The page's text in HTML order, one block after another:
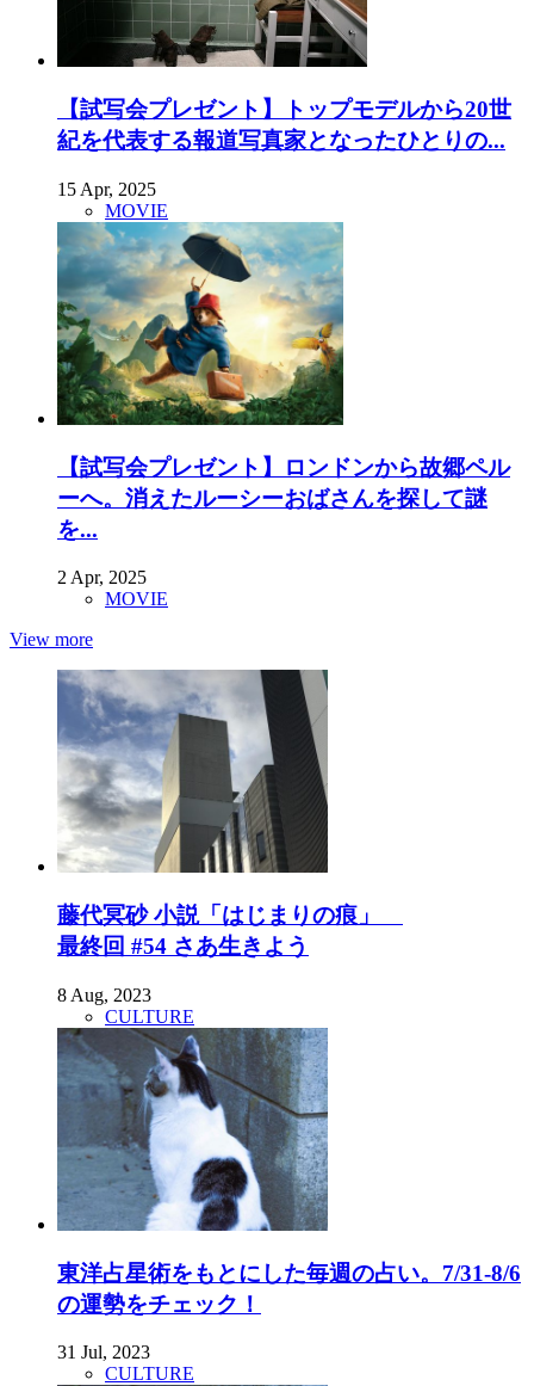
【試写会プレゼント】トップモデルから20世
紀を代表する報道写真家となったひとりの...
15 Apr, 2025
MOVIE
【試写会プレゼント】ロンドンから故郷ペル
ーへ。消えたルーシーおばさんを探して謎
を...
2 Apr, 2025
MOVIE
View more
藤代冥砂 小説「はじまりの痕」
最終回 #54 さあ生きよう
8 Aug, 2023
CULTURE
東洋占星術をもとにした毎週の占い。7/31-8/6
の運勢をチェック！
31 Jul, 2023
CULTURE